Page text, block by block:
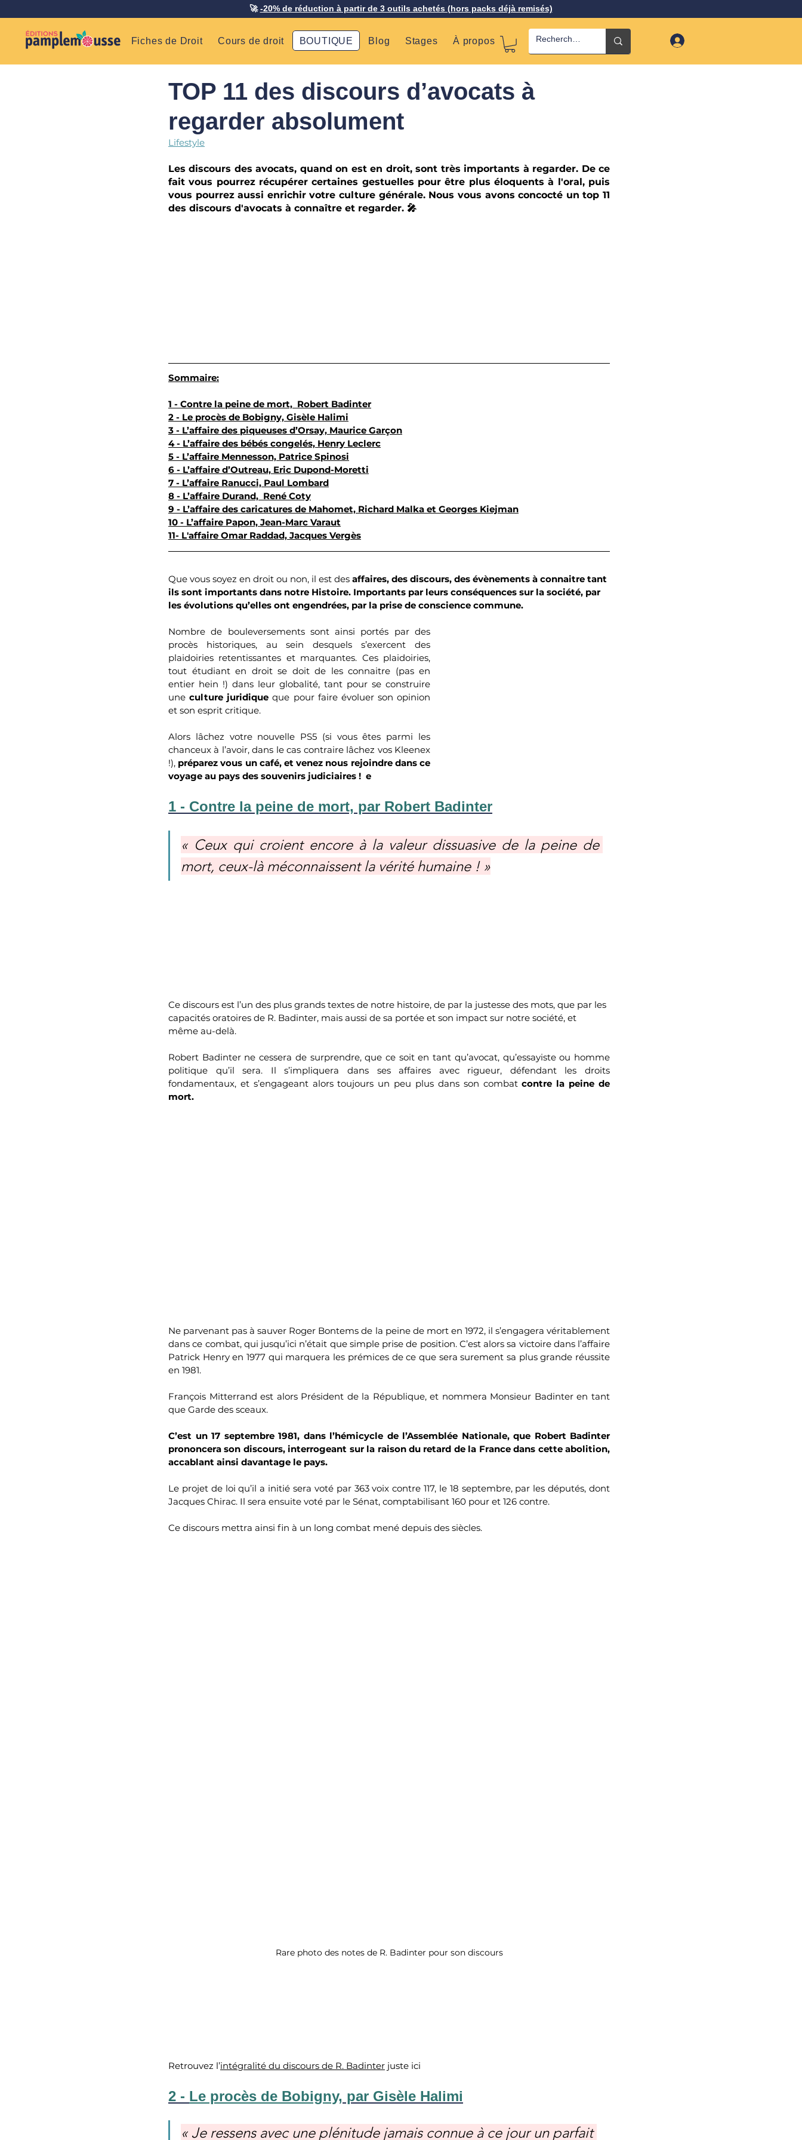
🚀-20% de réduction à partir de 3 outils achetés (hors packs déjà remisés)
Fiches de Droit Cours de droit BOUTIQUE Blog Stages À propos
TOP 11 des discours d’avocats à
regarder absolument
Lifestyle
Les discours des avocats, quand on est en droit, sont très importants à regarder. De ce
fait vous pourrez récupérer certaines gestuelles pour être plus éloquents à l'oral, puis
vous pourrez aussi enrichir votre culture générale. Nous vous avons concocté un top 11
des discours d'avocats à connaître et regarder. 🎤
Sommaire:
1 - Contre la peine de mort,  Robert Badinter
2 - Le procès de Bobigny, Gisèle Halimi
3 - L’affaire des piqueuses d’Orsay, Maurice Garçon
4 - L’affaire des bébés congelés, Henry Leclerc
5 - L’affaire Mennesson, Patrice Spinosi
6 - L’affaire d’Outreau, Eric Dupond-Moretti
7 - L’affaire Ranucci, Paul Lombard
8 - L’affaire Durand,  René Coty
9 - L’affaire des caricatures de Mahomet, Richard Malka et Georges Kiejman
10 - L’affaire Papon, Jean-Marc Varaut
11- L'affaire Omar Raddad, Jacques Vergès
Que vous soyez en droit ou non, il est des affaires, des discours, des évènements à connaitre tant
ils sont importants dans notre Histoire. Importants par leurs conséquences sur la société, par
les évolutions qu’elles ont engendrées, par la prise de conscience commune.
Nombre de bouleversements sont ainsi portés par des
procès historiques, au sein desquels s’exercent des
plaidoiries retentissantes et marquantes. Ces plaidoiries,
tout étudiant en droit se doit de les connaitre (pas en
entier hein !) dans leur globalité, tant pour se construire
une culture juridique que pour faire évoluer son opinion
et son esprit critique.
Alors lâchez votre nouvelle PS5 (si vous êtes parmi les
chanceux à l’avoir, dans le cas contraire lâchez vos Kleenex
!), préparez vous un café, et venez nous rejoindre dans ce
voyage au pays des souvenirs judiciaires !  e
1 - Contre la peine de mort, par Robert Badinter
« Ceux qui croient encore à la valeur dissuasive de la peine de
mort, ceux-là méconnaissent la vérité humaine ! »
Ce discours est l’un des plus grands textes de notre histoire, de par la justesse des mots, que par les
capacités oratoires de R. Badinter, mais aussi de sa portée et son impact sur notre société, et
même au-delà.
Robert Badinter ne cessera de surprendre, que ce soit en tant qu’avocat, qu’essayiste ou homme
politique qu’il sera. Il s’impliquera dans ses affaires avec rigueur, défendant les droits
fondamentaux, et s’engageant alors toujours un peu plus dans son combat contre la peine de
mort.
Ne parvenant pas à sauver Roger Bontems de la peine de mort en 1972, il s’engagera véritablement
dans ce combat, qui jusqu’ici n’était que simple prise de position. C’est alors sa victoire dans l’affaire
Patrick Henry en 1977 qui marquera les prémices de ce que sera surement sa plus grande réussite
en 1981.
François Mitterrand est alors Président de la République, et nommera Monsieur Badinter en tant
que Garde des sceaux.
C’est un 17 septembre 1981, dans l’hémicycle de l’Assemblée Nationale, que Robert Badinter
prononcera son discours, interrogeant sur la raison du retard de la France dans cette abolition,
accablant ainsi davantage le pays.
Le projet de loi qu’il a initié sera voté par 363 voix contre 117, le 18 septembre, par les députés, dont
Jacques Chirac. Il sera ensuite voté par le Sénat, comptabilisant 160 pour et 126 contre.
Ce discours mettra ainsi fin à un long combat mené depuis des siècles.
Rare photo des notes de R. Badinter pour son discours
Retrouvez l’intégralité du discours de R. Badinter juste ici
2 - Le procès de Bobigny, par Gisèle Halimi
« Je ressens avec une plénitude jamais connue à ce jour un parfait